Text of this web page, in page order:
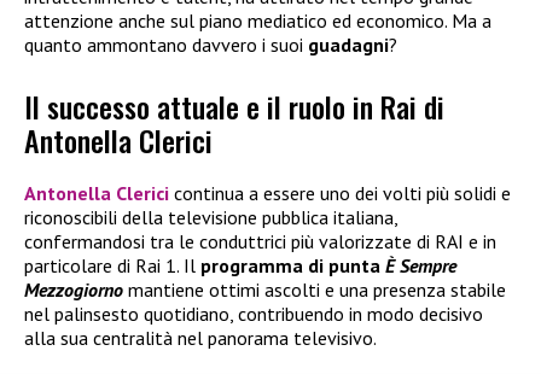
attenzione anche sul piano mediatico ed economico. Ma a
quanto ammontano davvero i suoi guadagni?
Il successo attuale e il ruolo in Rai di
Antonella Clerici
Antonella Clerici continua a essere uno dei volti più solidi e
riconoscibili della televisione pubblica italiana,
confermandosi tra le conduttrici più valorizzate di RAI e in
particolare di Rai 1. Il programma di punta È Sempre
Mezzogiorno mantiene ottimi ascolti e una presenza stabile
nel palinsesto quotidiano, contribuendo in modo decisivo
alla sua centralità nel panorama televisivo.